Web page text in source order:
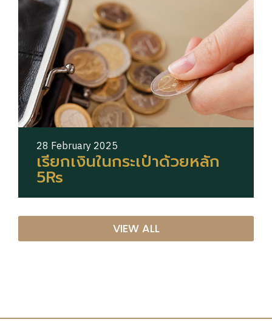
28 February 2025
เรียกเงินในกระเป๋าด้วยหลัก
5Rs
VIEW ALL